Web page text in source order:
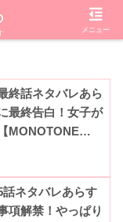
終話ネタバレあら
最終告白！女子が
MONOTONE
ネタバレあらす
項解禁！やっぱり
メニュー